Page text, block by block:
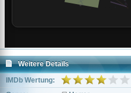
Weitere Details
IMDb Wertung: